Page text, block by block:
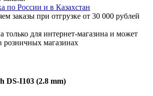
по России и в Казахстан
заказы при отгрузке от 30 000 рублей
только для интернет-магазина и может
розничных магазинах
DS-I103 (2.8 mm)